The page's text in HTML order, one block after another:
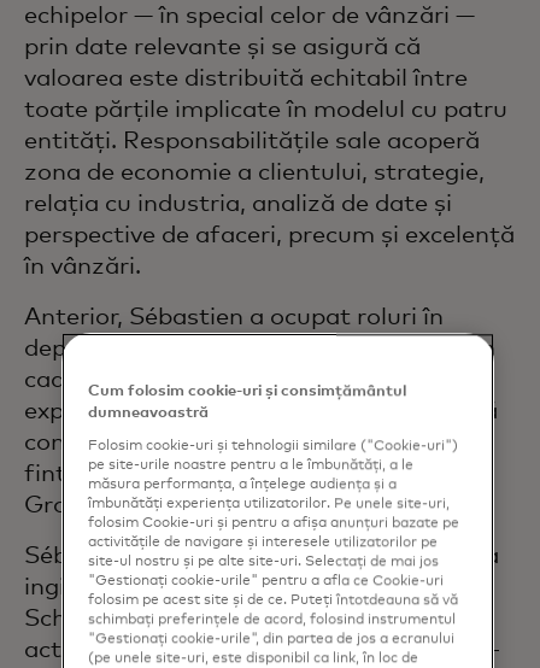
echipelor — în special celor de vânzări —
prin date relevante și se asigură că
valoarea este distribuită echitabil între
toate părțile implicate în modelul cu patru
entități. Responsabilitățile sale acoperă
zona de economie a clientului, strategie,
relația cu industria, analiză de date și
perspective de afaceri, precum și excelență
în vânzări.
Anterior, Sébastien a ocupat roluri în
departamentele de strategie și finanțe în
cadrul Mastercard și a acumulat o
experiență valoroasă oferind consultanță
companiilor din domeniul plăților și
fintech, în cadrul Boston Consulting
Group.
Sébastien a absolvit magna cum laude ca
inginer de afaceri la Solvay Business
School. Este în continuare implicat în
activitatea academică, fiind asistent într-
Cum folosim cookie-uri și consimțământul
dumneavoastră
Folosim cookie-uri și tehnologii similare ("Cookie-uri")
pe site-urile noastre pentru a le îmbunătăți, a le
măsura performanța, a înțelege audiența și a
îmbunătăți experiența utilizatorilor. Pe unele site-uri,
folosim Cookie-uri și pentru a afișa anunțuri bazate pe
activitățile de navigare și interesele utilizatorilor pe
site-ul nostru și pe alte site-uri. Selectați de mai jos
"Gestionați cookie-urile" pentru a afla ce Cookie-uri
folosim pe acest site și de ce. Puteți întotdeauna să vă
schimbați preferințele de acord, folosind instrumentul
"Gestionați cookie-urile", din partea de jos a ecranului
(pe unele site-uri, este disponibil ca link, în loc de